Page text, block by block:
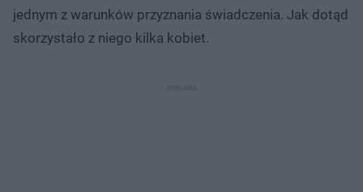
jednym z warunków przyznania świadczenia. Jak dotąd
skorzystało z niego kilka kobiet.